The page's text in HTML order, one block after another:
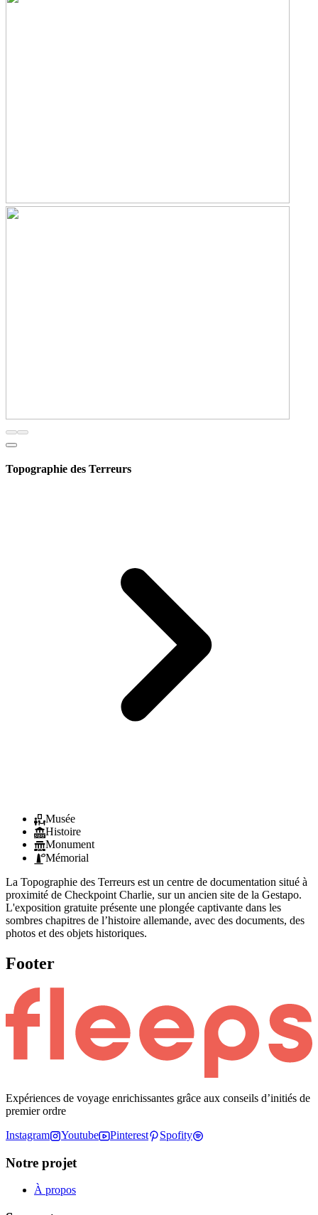
Topographie des Terreurs
Musée
Histoire
Monument
Mémorial
La Topographie des Terreurs est un centre de documentation situé à
proximité de Checkpoint Charlie, sur un ancien site de la Gestapo.
L'exposition gratuite présente une plongée captivante dans les
sombres chapitres de l’histoire allemande, avec des documents, des
photos et des objets historiques.
Footer
Expériences de voyage enrichissantes grâce aux conseils d’initiés de
premier ordre
Instagram
Youtube Pinterest Spofity
Notre projet
À propos